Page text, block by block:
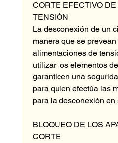
CORTE EFECTIVO
TENSIÓN
La desconexión de un
manera que se
alimentaciones de
utilizar los elementos
garanticen una
para quien efectúa las
para la desconexión en
BLOQUEO DE LOS
CORTE